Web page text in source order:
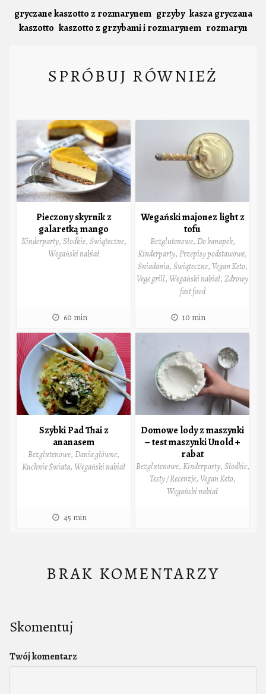
gryczane kaszotto z rozmarynem grzyby kasza gryczana
kaszotto kaszotto z grzybami i rozmarynem rozmaryn
SPRÓBUJ RÓWNIEŻ
Pieczony skyrnik z
galaretką mango
Kinderparty, Słodkie, Świąteczne,
Wegański nabiał
60 min
Wegański majonez light z
tofu
Bezglutenowe, Do kanapek,
Kinderparty, Przepisy podstawowe,
Śniadania, Świąteczne, Vegan Keto,
Vege grill, Wegański nabiał, Zdrowy
fast food
10 min
Szybki Pad Thai z
ananasem
Bezglutenowe, Dania główne,
Kuchnie Świata, Wegański nabiał
45 min
Domowe lody z maszynki
– test maszynki Unold +
rabat
Bezglutenowe, Kinderparty, Słodkie,
Testy / Recenzje, Vegan Keto,
Wegański nabiał
BRAK KOMENTARZY
Skomentuj
Twój komentarz